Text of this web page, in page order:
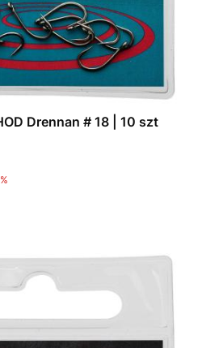
Drennan # 18 | 10 szt